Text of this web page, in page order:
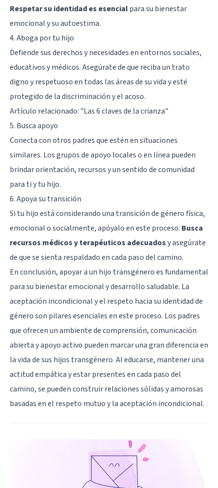
Respetar su identidad es esencialpara su bienestar
emocional y su autoestima.
4. Aboga por tu hijo
Defiende sus derechos y necesidades en entornos sociales,
educativos y médicos. Asegúrate de que reciba un trato
digno y respetuoso en todas las áreas de su vida y esté
protegido de la discriminación y el acoso.
Artículo relacionado: "Las 6 claves de la crianza"
5. Busca apoyo
Conecta con otros padres que estén en situaciones
similares. Los grupos de apoyo locales o en línea pueden
brindar orientación, recursos y un sentido de comunidad
para ti y tu hijo.
6. Apoya su transición
Si tu hijo está considerando una transición de género física,
emocional o socialmente, apóyalo en este proceso. Busca
recursos médicos y terapéuticos adecuadosy asegúrate
de que se sienta respaldado en cada paso del camino.
En conclusión, apoyar a un hijo transgénero es fundamental
para su bienestar emocional y desarrollo saludable. La
aceptación incondicional y el respeto hacia su identidad de
género son pilares esenciales en este proceso. Los padres
que ofrecen un ambiente de comprensión, comunicación
abierta y apoyo activo pueden marcar una gran diferencia en
la vida de sus hijos transgénero. Al educarse, mantener una
actitud empática y estar presentes en cada paso del
camino, se pueden construir relaciones sólidas y amorosas
basadas en el respeto mutuo y la aceptación incondicional.